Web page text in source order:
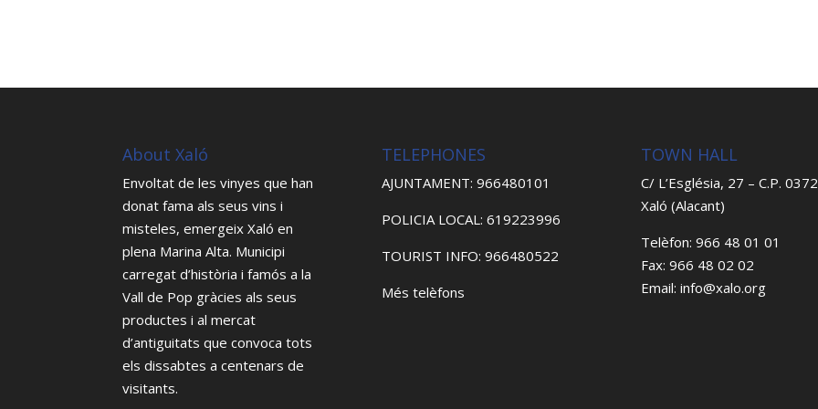
About Xaló
Envoltat de les vinyes que han
donat fama als seus vins i
misteles, emergeix Xaló en
plena Marina Alta. Municipi
carregat d’història i famós a la
Vall de Pop gràcies als seus
productes i al mercat
d’antiguitats que convoca tots
els dissabtes a centenars de
visitants.
TELEPHONES
AJUNTAMENT: 966480101
POLICIA LOCAL: 619223996
TOURIST INFO: 966480522
Més telèfons
TOWN HALL
C/ L’Església, 27 – C.P.
Xaló (Alacant)
Telèfon: 966 48 01 01
Fax: 966 48 02 02
Email: info@xalo.org